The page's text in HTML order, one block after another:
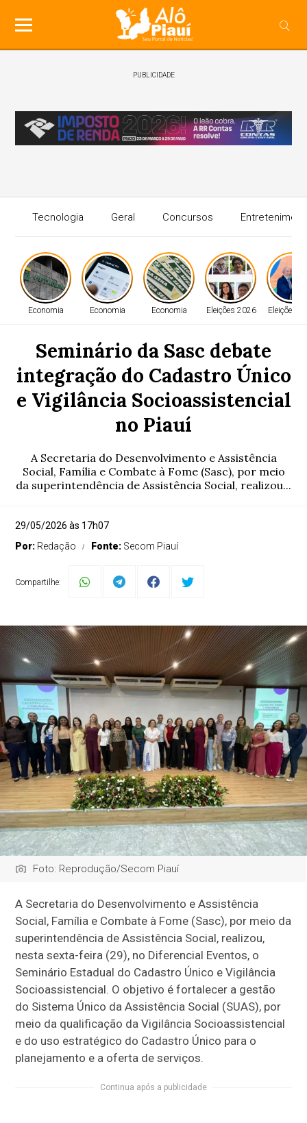
PUBLICIDADE
Tecnologia Geral Concursos
Economia Economia Economia Eleições 2026 Eleições
Seminário da Sasc debate
integração do Cadastro Único
e Vigilância Socioassistencial
no Piauí
A Secretaria do Desenvolvimento e Assistência
Social, Família e Combate à Fome (Sasc), por meio
da superintendência de Assistência Social, realizou...
29/05/2026 às 17h07
Por: Redação Fonte: Secom Piauí
Compartilhe:
Foto: Reprodução/Secom Piauí
A Secretaria do Desenvolvimento e Assistência
Social, Família e Combate à Fome (Sasc), por meio da
superintendência de Assistência Social, realizou,
nesta sexta-feira (29), no Diferencial Eventos, o
Seminário Estadual do Cadastro Único e Vigilância
Socioassistencial. O objetivo é fortalecer a gestão
do Sistema Único da Assistência Social (SUAS), por
meio da qualificação da Vigilância Socioassistencial
e do uso estratégico do Cadastro Único para o
planejamento e a oferta de serviços.
Continua após a publicidade